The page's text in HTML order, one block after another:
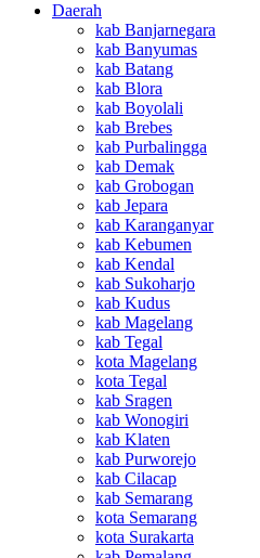
Daerah
kab Banjarnegara
kab Banyumas
kab Batang
kab Blora
kab Boyolali
kab Brebes
kab Purbalingga
kab Demak
kab Grobogan
kab Jepara
kab Karanganyar
kab Kebumen
kab Kendal
kab Sukoharjo
kab Kudus
kab Magelang
kab Tegal
kota Magelang
kota Tegal
kab Sragen
kab Wonogiri
kab Klaten
kab Purworejo
kab Cilacap
kab Semarang
kota Semarang
kota Surakarta